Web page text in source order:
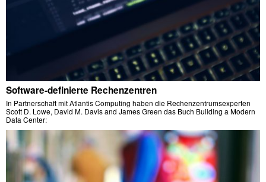
Software-definierte Rechenzentren
In Partnerschaft mit Atlantis Computing haben die Rechenzentrumsexperten
Scott D. Lowe, David M. Davis and James Green das Buch Building a Modern
Data Center: